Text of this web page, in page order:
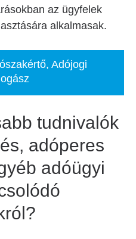
az ügyfelek
alkalmasak.
Adójogi
tudnivalók
adóperes
adóügyi